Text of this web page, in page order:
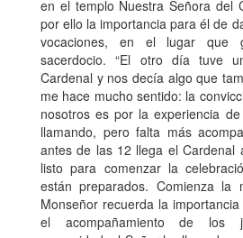
en el templo Nuestra Señora del
por ello la importancia para él de
vocaciones, en el lugar que
sacerdocio. “El otro día tuve
Cardenal y nos decía algo que
me hace mucho sentido: la
nosotros es por la experiencia
llamando, pero falta más
antes de las 12 llega el Cardenal
listo para comenzar la
están preparados. Comienza la
Monseñor recuerda la
el acompañamiento de los